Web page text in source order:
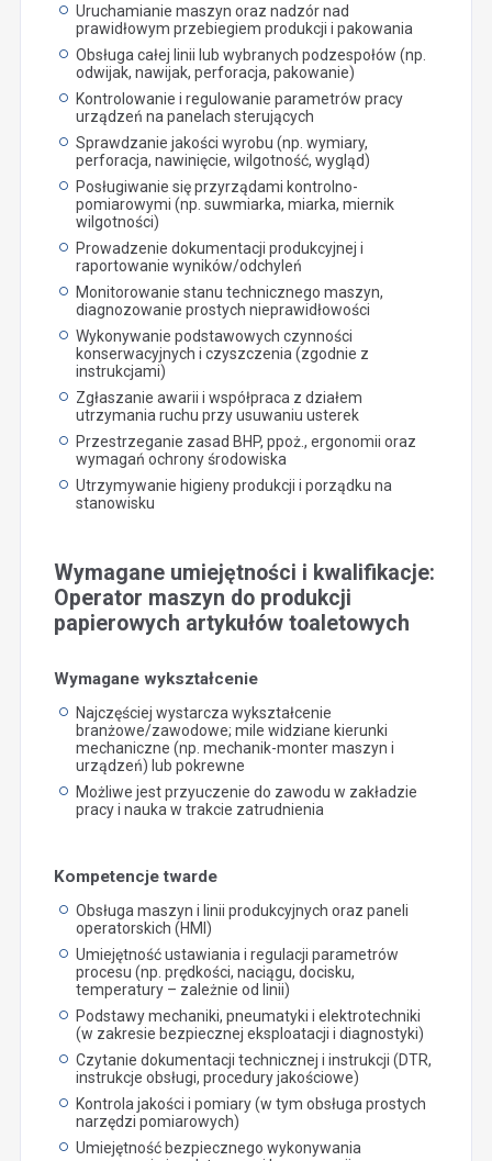
Uruchamianie maszyn oraz nadzór nad
prawidłowym przebiegiem produkcji i pakowania
Obsługa całej linii lub wybranych podzespołów (np.
odwijak, nawijak, perforacja, pakowanie)
Kontrolowanie i regulowanie parametrów pracy
urządzeń na panelach sterujących
Sprawdzanie jakości wyrobu (np. wymiary,
perforacja, nawinięcie, wilgotność, wygląd)
Posługiwanie się przyrządami kontrolno-
pomiarowymi (np. suwmiarka, miarka, miernik
wilgotności)
Prowadzenie dokumentacji produkcyjnej i
raportowanie wyników/odchyleń
Monitorowanie stanu technicznego maszyn,
diagnozowanie prostych nieprawidłowości
Wykonywanie podstawowych czynności
konserwacyjnych i czyszczenia (zgodnie z
instrukcjami)
Zgłaszanie awarii i współpraca z działem
utrzymania ruchu przy usuwaniu usterek
Przestrzeganie zasad BHP, ppoż., ergonomii oraz
wymagań ochrony środowiska
Utrzymywanie higieny produkcji i porządku na
stanowisku
Wymagane umiejętności i kwalifikacje:
Operator maszyn do produkcji
papierowych artykułów toaletowych
Wymagane wykształcenie
Najczęściej wystarcza wykształcenie
branżowe/zawodowe; mile widziane kierunki
mechaniczne (np. mechanik-monter maszyn i
urządzeń) lub pokrewne
Możliwe jest przyuczenie do zawodu w zakładzie
pracy i nauka w trakcie zatrudnienia
Kompetencje twarde
Obsługa maszyn i linii produkcyjnych oraz paneli
operatorskich (HMI)
Umiejętność ustawiania i regulacji parametrów
procesu (np. prędkości, naciągu, docisku,
temperatury – zależnie od linii)
Podstawy mechaniki, pneumatyki i elektrotechniki
(w zakresie bezpiecznej eksploatacji i diagnostyki)
Czytanie dokumentacji technicznej i instrukcji (DTR,
instrukcje obsługi, procedury jakościowe)
Kontrola jakości i pomiary (w tym obsługa prostych
narzędzi pomiarowych)
Umiejętność bezpiecznego wykonywania